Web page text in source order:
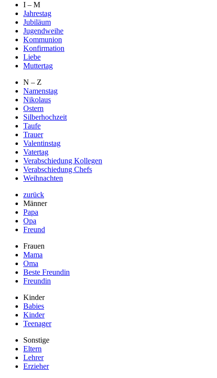
I – M
Jahrestag
Jubiläum
Jugendweihe
Kommunion
Konfirmation
Liebe
Muttertag
N – Z
Namenstag
Nikolaus
Ostern
Silberhochzeit
Taufe
Trauer
Valentinstag
Vatertag
Verabschiedung Kollegen
Verabschiedung Chefs
Weihnachten
zurück
Männer
Papa
Opa
Freund
Frauen
Mama
Oma
Beste Freundin
Freundin
Kinder
Babies
Kinder
Teenager
Sonstige
Eltern
Lehrer
Erzieher